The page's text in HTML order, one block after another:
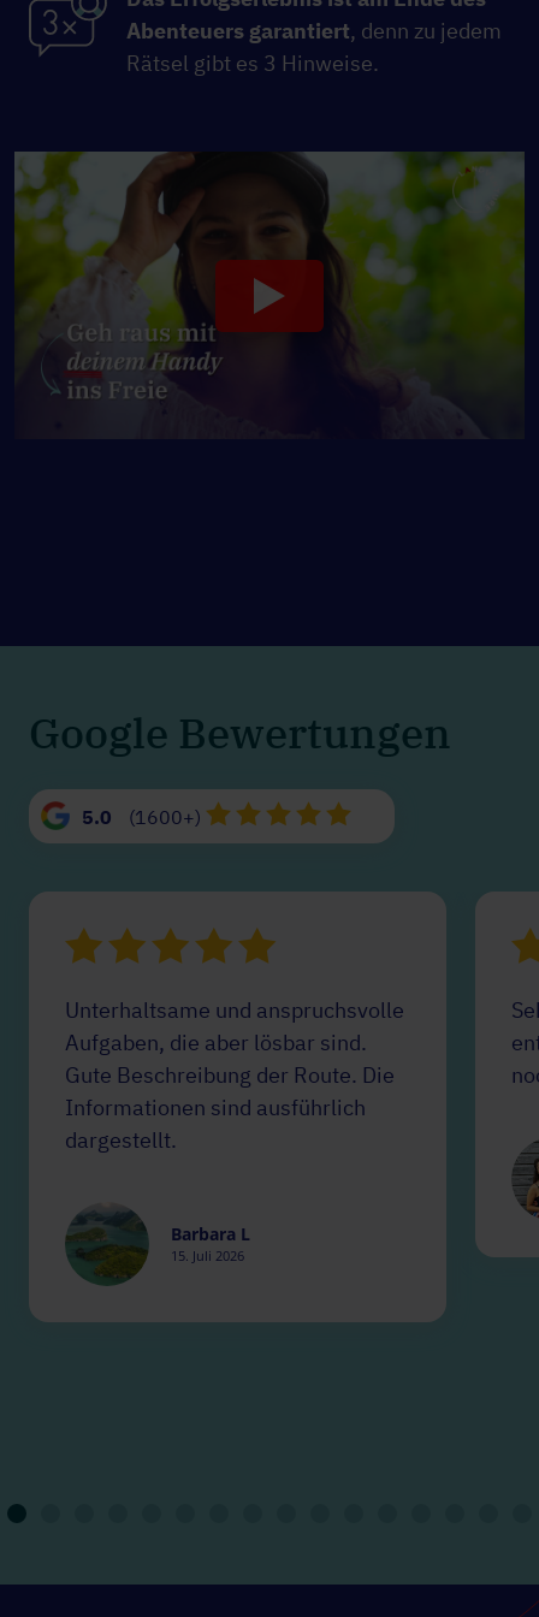
Abenteuers garantiert, denn zu jedem
Rätsel gibt es 3 Hinweise.
Google Bewertungen
5.0 (1600+)
Unterhaltsame und anspruchsvolle
Aufgaben, die aber lösbar sind.
Gute Beschreibung der Route. Die
Informationen sind ausführlich
dargestellt.
Barbara L
15. Juli 2026